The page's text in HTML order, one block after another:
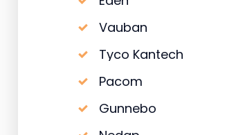
Vauban
Tyco Kantech
Pacom
Gunnebo